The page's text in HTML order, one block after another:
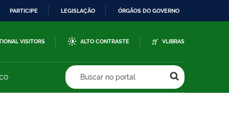
PARTICIPE LEGISLAÇÃO ÓRGÃOS DO GOVERNO
VISITORS ALTO CONTRASTE VLIBRAS
Buscar no portal